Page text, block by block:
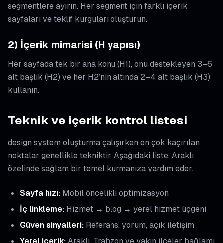
segmentlere ayırın. Her segment için farklı içerik
sayfaları ve teklif kurguları oluşturun.
2) İçerik mimarisi (H yapısı)
Her sayfada tek bir ana konu (H1), onu destekleyen 3–6
alt başlık (H2) ve her H2’nin altında 2–4 alt başlık (H3)
kullanın.
Teknik ve içerik kontrol listesi
design system oluşturma çalışırken en çok kaçırılan
noktalar genellikle tekniktir. Aşağıdaki liste, Araklı
özelinde sağlam bir temel kurmanıza yardım eder.
Sayfa hızı: Mobil öncelikli optimizasyon
İç linkleme: Hizmet → blog → yerel hizmet üçgeni
Güven sinyalleri: Referans, yorum, açık iletişim
Yerel içerik:Araklı, Trabzon ve yakın ilçeler bağlamı